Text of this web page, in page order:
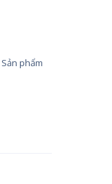
Sản phẩm